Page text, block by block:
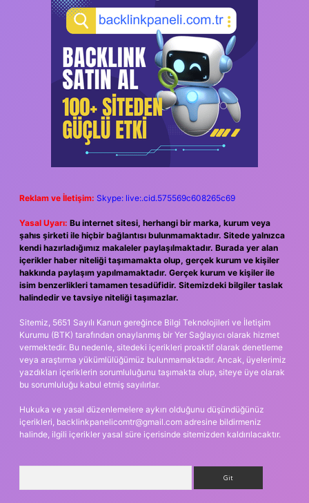
Reklam ve İletişim: Skype: live:.cid.575569c608265c69
Yasal Uyarı: Bu internet sitesi, herhangi bir marka, kurum veya
şahıs şirketi ile hiçbir bağlantısı bulunmamaktadır. Sitede yalnızca
kendi hazırladığımız makaleler paylaşılmaktadır. Burada yer alan
içerikler haber niteliği taşımamakta olup, gerçek kurum ve kişiler
hakkında paylaşım yapılmamaktadır. Gerçek kurum ve kişiler ile
isim benzerlikleri tamamen tesadüfidir. Sitemizdeki bilgiler taslak
halindedir ve tavsiye niteliği taşımazlar.
Sitemiz, 5651 Sayılı Kanun gereğince Bilgi Teknolojileri ve İletişim
Kurumu (BTK) tarafından onaylanmış bir Yer Sağlayıcı olarak hizmet
vermektedir. Bu nedenle, sitedeki içerikleri proaktif olarak denetleme
veya araştırma yükümlülüğümüz bulunmamaktadır. Ancak, üyelerimiz
yazdıkları içeriklerin sorumluluğunu taşımakta olup, siteye üye olarak
bu sorumluluğu kabul etmiş sayılırlar.
Hukuka ve yasal düzenlemelere aykırı olduğunu düşündüğünüz
içerikleri, backlinkpanelicomtr@gmail.com adresine bildirmeniz
halinde, ilgili içerikler yasal süre içerisinde sitemizden kaldırılacaktır.